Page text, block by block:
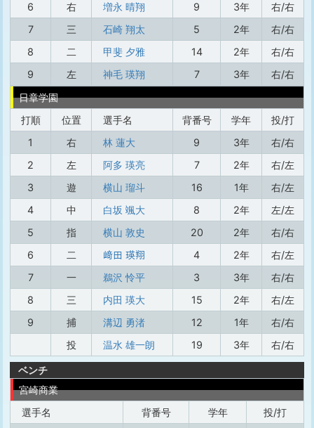
6
右 増永 晴翔 9 3年
右/右
7
三 石崎 翔太 5 2年
右/右
8
二 甲斐 夕雅 14 2年
右/右
9
左 神毛 瑛翔 7 3年
右/右
日章学園
打順
位置 選手名 背番号 学年
投/打
1
右 林 蓮大 9 3年
右/右
2
左 阿多 瑛亮 7 2年
右/左
3
遊 横山 瑠斗 16 1年
右/左
4
中 白坂 颯大 8 2年
左/左
5
指 横山 敦史 20 2年
右/右
6
二 﨑田 瑛翔 4 2年
右/左
7
一 鵜沢 怜平 3 3年
右/右
8
三 内田 瑛大 15 2年
右/左
9
捕 溝辺 勇渚 12 1年
右/右
投
温水 雄一朗 19 3年 右/右
ベンチ
宮崎商業
選手名
背番号 学年
投/打